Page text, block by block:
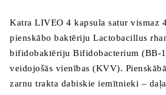
Katra LIVEO 4 kapsula satur vismaz
pienskābo baktēriju Lactobacillus
bifidobaktēriju Bifidobacterium (BB-
veidojošās vienības (KVV).
zarnu trakta dabiskie iemītnieki –